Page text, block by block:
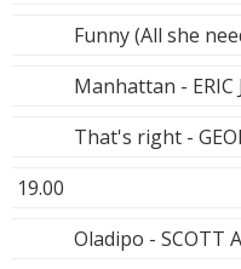
Funny (All she
Manhattan - ERIC
That's right -
19.00
Oladipo - SCOTT